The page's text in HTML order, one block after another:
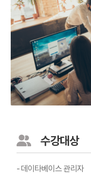
수강대상
- 데이타베이스 관리자